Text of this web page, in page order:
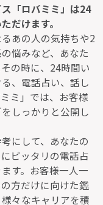
「ロバミミ」は24
だけます。
あの人の気持ちや2
悩みなど、あなた
の時に、24時間い
、電話占い、話し
ミ」では、お客様
しっかりと公開し
にして、あなたの
ピッタリの電話占
す。お客様一人一
方だけに向けた鑑
々なキャリアを積